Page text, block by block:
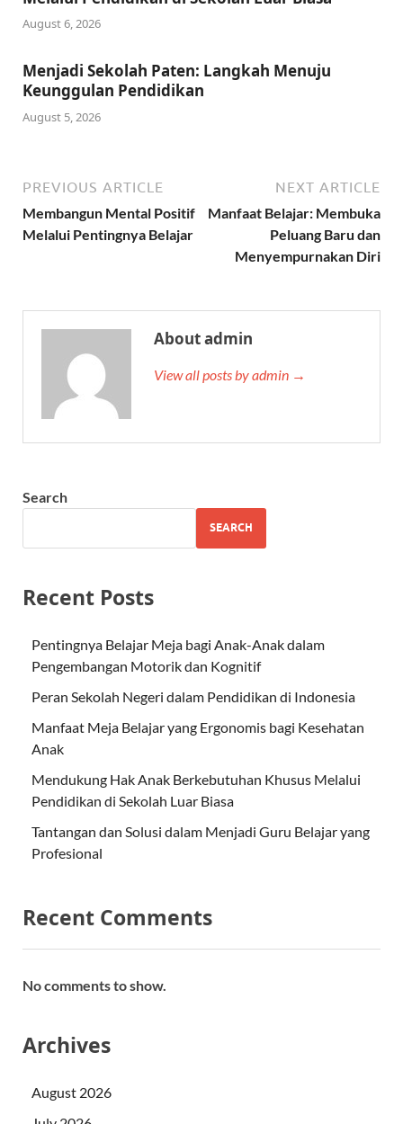
August 6, 2026
Menjadi Sekolah Paten: Langkah Menuju
Keunggulan Pendidikan
August 5, 2026
PREVIOUS ARTICLE
Membangun Mental Positif
Melalui Pentingnya Belajar
NEXT ARTICLE
Manfaat Belajar: Membuka
Peluang Baru dan
Menyempurnakan Diri
About admin
View all posts by admin →
Search
SEARCH
Recent Posts
Pentingnya Belajar Meja bagi Anak-Anak dalam
Pengembangan Motorik dan Kognitif
Peran Sekolah Negeri dalam Pendidikan di Indonesia
Manfaat Meja Belajar yang Ergonomis bagi Kesehatan
Anak
Mendukung Hak Anak Berkebutuhan Khusus Melalui
Pendidikan di Sekolah Luar Biasa
Tantangan dan Solusi dalam Menjadi Guru Belajar yang
Profesional
Recent Comments
No comments to show.
Archives
August 2026